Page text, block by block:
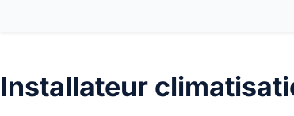
Installateur